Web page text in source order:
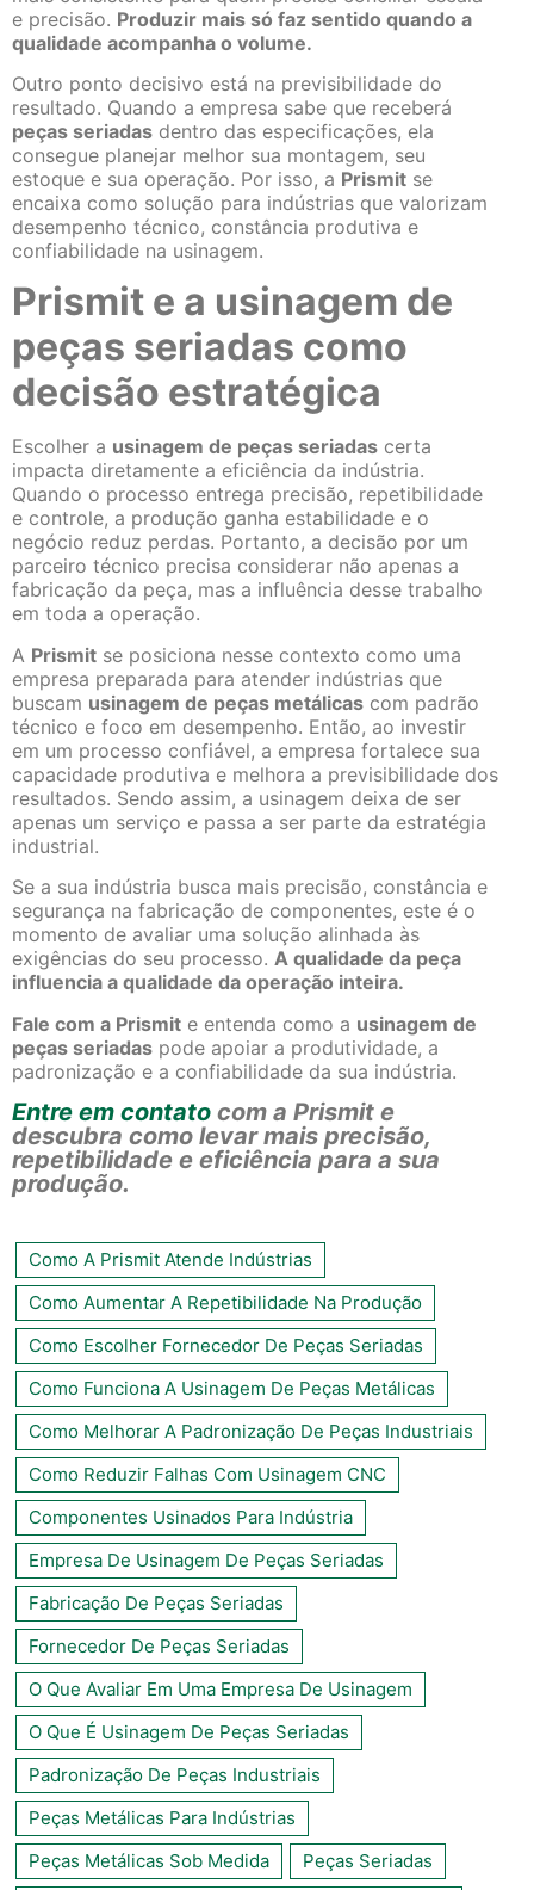
e precisão. Produzir mais só faz sentido quando a
qualidade acompanha o volume.
Outro ponto decisivo está na previsibilidade do
resultado. Quando a empresa sabe que receberá
peças seriadas dentro das especificações, ela
consegue planejar melhor sua montagem, seu
estoque e sua operação. Por isso, a Prismit se
encaixa como solução para indústrias que valorizam
desempenho técnico, constância produtiva e
confiabilidade na usinagem.
Prismit e a usinagem de
peças seriadas como
decisão estratégica
Escolher a usinagem de peças seriadas certa
impacta diretamente a eficiência da indústria.
Quando o processo entrega precisão, repetibilidade
e controle, a produção ganha estabilidade e o
negócio reduz perdas. Portanto, a decisão por um
parceiro técnico precisa considerar não apenas a
fabricação da peça, mas a influência desse trabalho
em toda a operação.
A Prismit se posiciona nesse contexto como uma
empresa preparada para atender indústrias que
buscam usinagem de peças metálicas com padrão
técnico e foco em desempenho. Então, ao investir
em um processo confiável, a empresa fortalece sua
capacidade produtiva e melhora a previsibilidade dos
resultados. Sendo assim, a usinagem deixa de ser
apenas um serviço e passa a ser parte da estratégia
industrial.
Se a sua indústria busca mais precisão, constância e
segurança na fabricação de componentes, este é o
momento de avaliar uma solução alinhada às
exigências do seu processo. A qualidade da peça
influencia a qualidade da operação inteira.
Fale com a Prismit e entenda como a usinagem de
peças seriadas pode apoiar a produtividade, a
padronização e a confiabilidade da sua indústria.
Entre em contato com a Prismit e
descubra como levar mais precisão,
repetibilidade e eficiência para a sua
produção.
Como A Prismit Atende Indústrias
Como Aumentar A Repetibilidade Na Produção
Como Escolher Fornecedor De Peças Seriadas
Como Funciona A Usinagem De Peças Metálicas
Como Melhorar A Padronização De Peças Industriais
Como Reduzir Falhas Com Usinagem CNC
Componentes Usinados Para Indústria
Empresa De Usinagem De Peças Seriadas
Fabricação De Peças Seriadas
Fornecedor De Peças Seriadas
O Que Avaliar Em Uma Empresa De Usinagem
O Que É Usinagem De Peças Seriadas
Padronização De Peças Industriais
Peças Metálicas Para Indústrias
Peças Metálicas Sob Medida
Peças Seriadas